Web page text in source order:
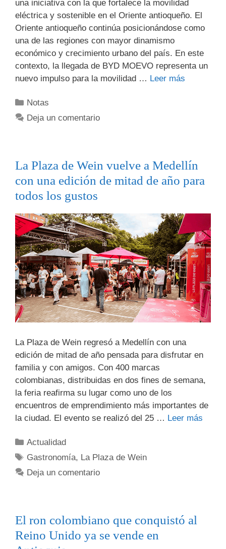
una iniciativa con la que fortalece la movilidad
eléctrica y sostenible en el Oriente antioqueño. El
Oriente antioqueño continúa posicionándose como
una de las regiones con mayor dinamismo
económico y crecimiento urbano del país. En este
contexto, la llegada de BYD MOEVO representa un
nuevo impulso para la movilidad … Leer más
Notas
Deja un comentario
La Plaza de Wein vuelve a Medellín
con una edición de mitad de año para
todos los gustos
La Plaza de Wein regresó a Medellín con una
edición de mitad de año pensada para disfrutar en
familia y con amigos. Con 400 marcas
colombianas, distribuidas en dos fines de semana,
la feria reafirma su lugar como uno de los
encuentros de emprendimiento más importantes de
la ciudad. El evento se realizó del 25 … Leer más
Actualidad
Gastronomía, La Plaza de Wein
Deja un comentario
El ron colombiano que conquistó al
Reino Unido ya se vende en